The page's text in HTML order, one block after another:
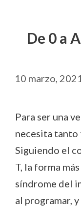
De 0 a
10 marzo,
Para ser una
necesita tanto
Siguiendo el
T, la forma
síndrome del
al programar,